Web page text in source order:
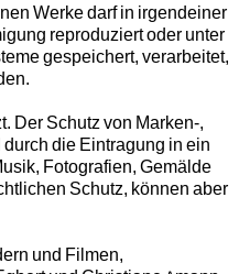
Werke darf in irgendeiner
reproduziert oder unter
gespeichert, verarbeitet,
Der Schutz von Marken-,
die Eintragung in ein
Fotografien, Gemälde
Schutz, können aber
und Filmen,